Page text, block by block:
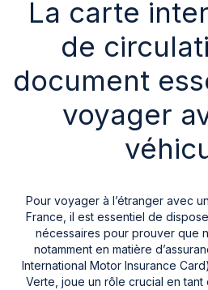
La carte
de
document
voyager
Pour voyager à l’étranger avec
France, il est essentiel de
nécessaires pour prouver que
notamment en matière
International Motor Insurance
Verte, joue un rôle crucial en tant